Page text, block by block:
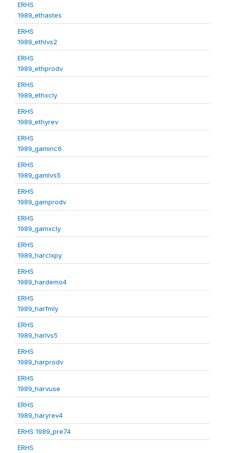
ERHS
1989_ethastes
ERHS
1989_ethlvs2
ERHS
1989_ethprodv
ERHS
1989_ethxcly
ERHS
1989_ethyrev
ERHS
1989_gaminc6
ERHS
1989_gamlvs5
ERHS
1989_gamprodv
ERHS
1989_gamxcly
ERHS
1989_harclxpy
ERHS
1989_hardemo4
ERHS
1989_harfmly
ERHS
1989_harlvs5
ERHS
1989_harprodv
ERHS
1989_harvuse
ERHS
1989_haryrev4
ERHS 1989_pre74
ERHS